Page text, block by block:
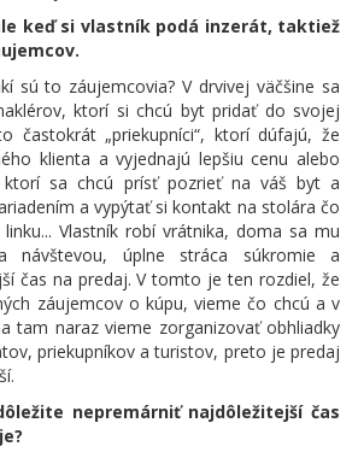
keď si vlastník podá inzerát, taktiež
sú to záujemcovia? V drvivej väčšine sa
ktorí si chcú byt pridať do svojej
častokrát „priekupníci“, ktorí dúfajú, že
klienta a vyjednajú lepšiu cenu alebo
ktorí sa chcú prísť pozrieť na váš byt a
a vypýtať si kontakt na stolára čo
Vlastník robí vrátnika, doma sa mu
návštevou, úplne stráca súkromie a
čas na predaj. V tomto je ten rozdiel, že
záujemcov o kúpu, vieme čo chcú a v
tam naraz vieme zorganizovať obhliadky
priekupníkov a turistov, preto je predaj
nepremárniť najdôležitejší čas